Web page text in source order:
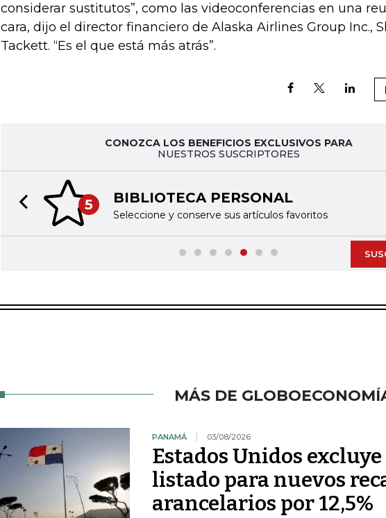
considerar sustitutos”, como las videoconferencias en una
cara, dijo el director financiero de Alaska Airlines Group Inc.,
Tackett. “Es el que está más atrás”.
CONOZCA LOS BENEFICIOS EXCLUSIVOS PARA
NUESTROS SUSCRIPTORES
5 BIBLIOTECA PERSONAL
Seleccione y conserve sus artículos favoritos
Previous slide
MÁS DE
PANAMÁ 03/08/2026
Estados Unidos
listado para nuevos
arancelarios por 12,5%